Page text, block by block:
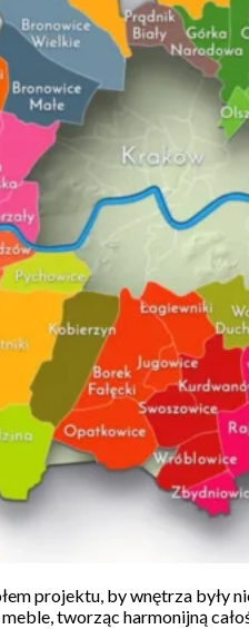
projektu, by wnętrza
tworząc harmonijną